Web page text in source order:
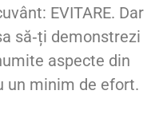
EVITARE. Dar
să‑ți demonstrezi
aspecte din
un minim de efort.